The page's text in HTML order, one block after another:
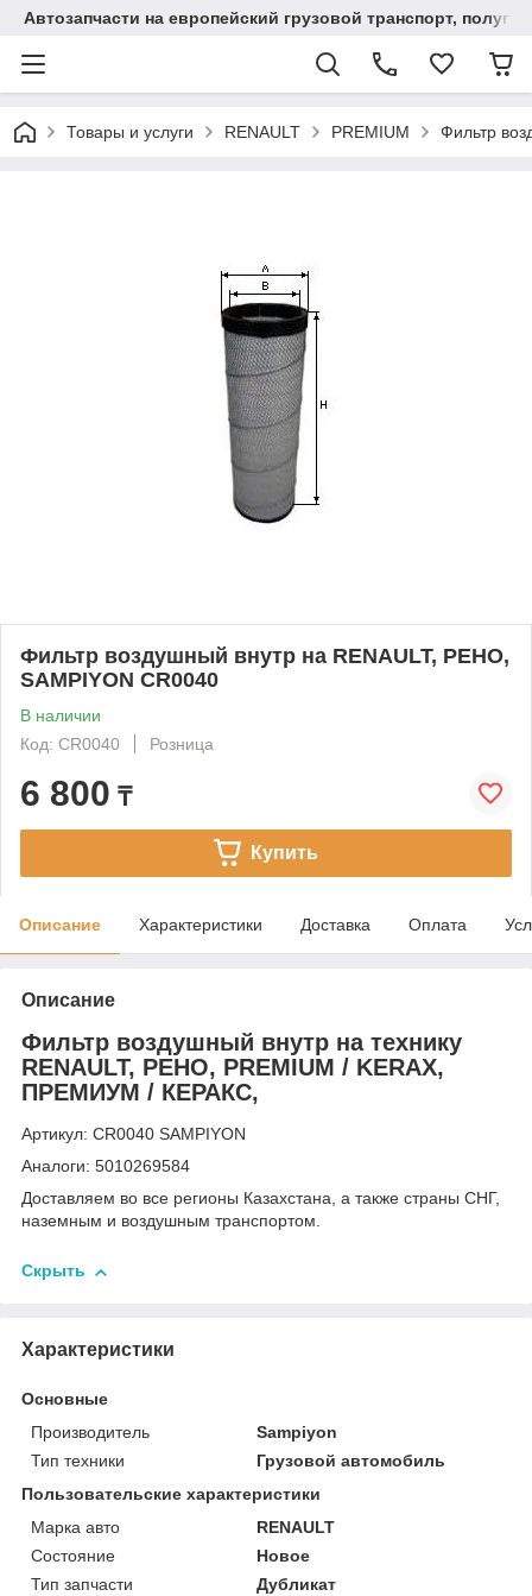
Автозапчасти на европейский грузовой транспорт,
Товары и услуги RENAULT PREMIUM Фильтр
Фильтр воздушный внутр на RENAULT, РЕНО,
SAMPIYON CR0040
В наличии
Код: CR0040
Розница
6 800 ₸
Купить
Описание Характеристики Доставка Оплата
Описание
Фильтр воздушный внутр на технику
RENAULT, РЕНО, PREMIUM / KERAX,
ПРЕМИУМ / КЕРАКС,
Артикул: CR0040 SAMPIYON
Аналоги: 5010269584
Доставляем во все регионы Казахстана, а также страны СНГ,
наземным и воздушным транспортом.
Скрыть
Характеристики
Основные
Производитель
Sampiyon
Тип техники
Грузовой автомобиль
Пользовательские характеристики
Марка авто
RENAULT
Состояние
Новое
Тип запчасти
Дубликат